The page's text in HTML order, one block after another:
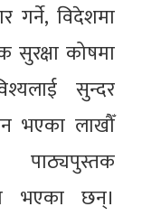
गर्ने, विदेशमा
सुरक्षा कोषमा
सुन्दर
भएका लाखौँ
पाठ्यपुस्तक
भएका छन्।